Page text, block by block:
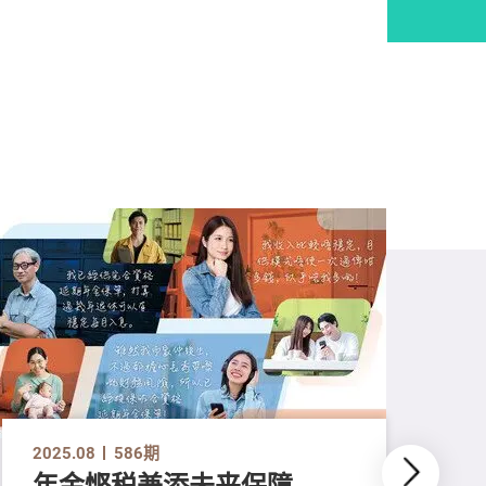
2025.08 586期